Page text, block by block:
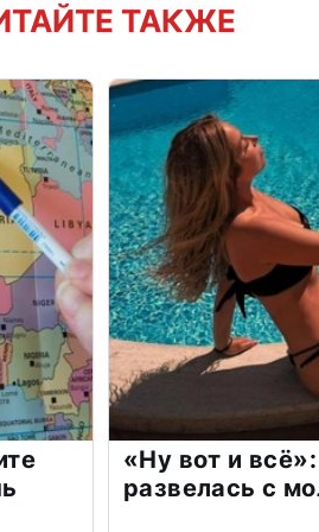
ТАКЖЕ
«Ну вот и
развелась с